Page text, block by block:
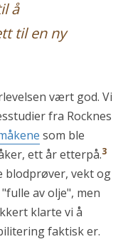
å
til en ny
vært god. Vi
fra Rocknes
som ble
ett år etterpå.3
blodprøver, vekt og
av olje", men
klarte vi å
faktisk er.